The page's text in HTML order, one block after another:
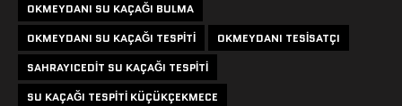
OKMEYDANI SU KAÇAĞI BULMA
OKMEYDANI SU KAÇAĞI TESPITI
OKMEYDANI TESISATÇI
SAHRAYICEDIT SU KAÇAĞI TESPITI
SU KAÇAĞI TESPITI KÜÇÜKÇEKMECE